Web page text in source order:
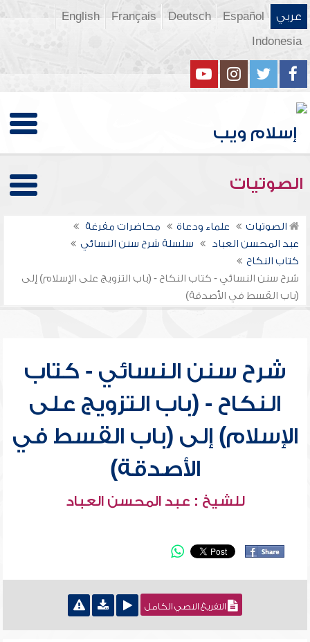
عربي Español
Deutsch
Français
English
Indonesia
الصوتيات
الصوتيات علماء ودعاة
محاضرات مفرغة
عبد المحسن العباد
سلسلة شرح سنن النسائي
كتاب النكاح
شرح سنن النسائي - كتاب النكاح - (باب التزويج على الإسلام) إلى
(باب القسط في الأصدقة)
شرح سنن النسائي - كتاب
النكاح - (باب التزويج على
الإسلام) إلى (باب القسط في
الأصدقة)
للشيخ : عبد المحسن العباد
التفريغ النصي الكامل